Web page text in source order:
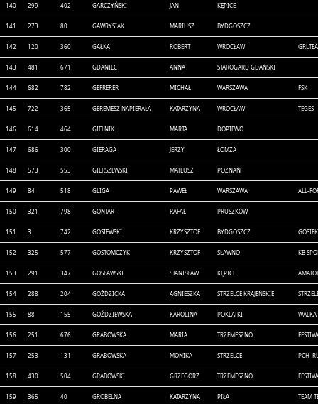
140 299 402 GARCZYŃSKI JAN KĘPICE
141 273 80 GAWRYSIAK MARIUSZ BYDGOSZCZ
142 120 360 GAŁKA ROBERT WROCŁAW
143 481 671 GDANIEC ANNA STAROGARD GDAŃSKI
144 682 782 GEFRERER MICHAŁ WARSZAWA FSK
145 722 365 GEREMESZ NAPIERAŁA KATARZYNA WROCŁAW TEGES
146 614 464 GIELNIK MARTA DOPIEWO
147 686 300 GIERAGA JERZY ŁOMŻA
148 573 553 GIERSZEWSKI MATEUSZ POZNAŃ
149 84 518 GLIGA PAWEŁ WARSZAWA ALL-
150 321 798 GONTAR RAFAŁ PRUSZKÓW
151 3 742 GOSIEWSKI KRZYSZTOF BYDGOSZCZ
152 325 577 GOSTOMCZYK KRZYSZTOF SŁAWNO KB
153 291 347 GOSŁAWSKI STANISŁAW KĘPICE
154 288 204 GOŹDZICKA AGNIESZKA STRZELCE KRAJEŃSKIE
155 88 155 GOŹDZIEWSKA KAROLINA POKLATKI WALKA
156 251 676 GRABOWSKA MARIA TRZEMESZNO
157 253 131 GRABOWSKA MONIKA STRZELCE
158 430 504 GRABOWSKI GRZEGORZ TRZEMESZNO
159 365 40 GROBELNA KATARZYNA PIŁA TEAM